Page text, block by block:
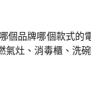
個品牌哪個款式的
氣灶、消毒櫃、洗